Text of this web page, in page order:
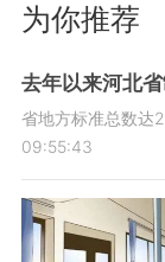
为你推荐
去年以来河北
省地方标准总数达
09:55:43